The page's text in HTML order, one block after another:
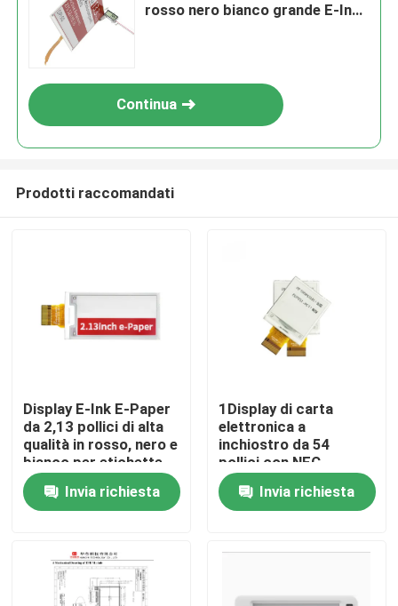
Casa
Video
rosso nero bianco grande E-Ink
Continua
Prodotti raccomandati
Display E-Ink E-Paper
da 2,13 pollici di alta
qualità in rosso, nero e
bianco per etichette
da scaffale
Invia richiesta
1Display di carta
elettronica a
inchiostro da 54
pollici con NFC
applicabile e
risoluzione 144x200
Invia richiesta